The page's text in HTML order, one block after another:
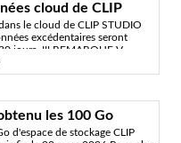
cloud de CLIP
supprimées ? -
de CLIP
le cloud de CLIP STUDIO
excédentaires seront
jours. !!! REMARQUE V
les 100 Go
officiel
d'espace de stockage CLIP